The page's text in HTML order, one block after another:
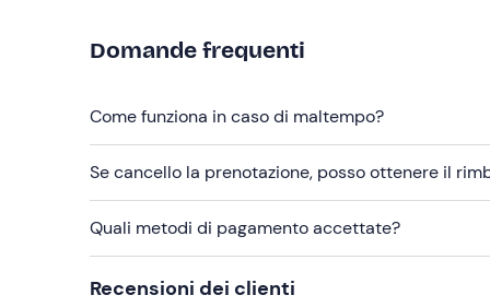
Abbigliamento comodo
Scarpe da ginnastica (potrebbero bagnarsi)
Non dimenticare di portare
Domande frequenti
Come funziona in caso di maltempo?
Se cancello la prenotazione, posso ottenere il
Quali metodi di pagamento accettate?
Recensioni dei clienti